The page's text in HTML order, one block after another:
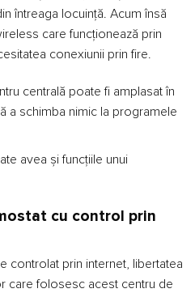
întreaga locuință. Acum însă
care funcționează prin
conexiunii prin fire.
centrală poate fi amplasat în
a schimba nimic la programele
avea și funcțiile unui
cu control prin
controlat prin internet, libertatea
care folosesc acest centru de